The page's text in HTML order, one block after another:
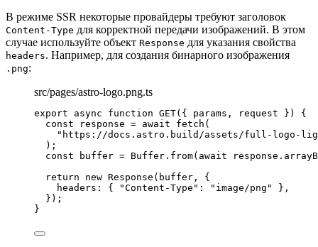
В режиме SSR некоторые провайдеры требуют заголовок
Content-Type для корректной передачи изображений. В этом
случае используйте объект Response для указания свойства
headers. Например, для создания бинарного изображения
.png:
src/pages/astro-logo.png.ts
export async function GET( { params , request } )
{
const
response = await fetch (
" https://docs.astro.build/assets/full-logo-
);
const
buffer = Buffer . from( await response .
return
new Response (buffer ,
{
headers: {
"Content-Type " : " image/png " } ,
});
}